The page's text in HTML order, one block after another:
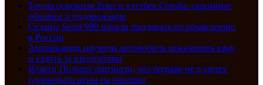
Toyota освежила Prius и хэтчбек Corolla: скромные
обновки и подорожание
Седаны Senat 900 начали продавать по объявлению
в России
Американцы научили автомобиль показывать язык
и ездить за продуктами
Власти Польши признали, что больше не в силах
сдерживать цены на топливо